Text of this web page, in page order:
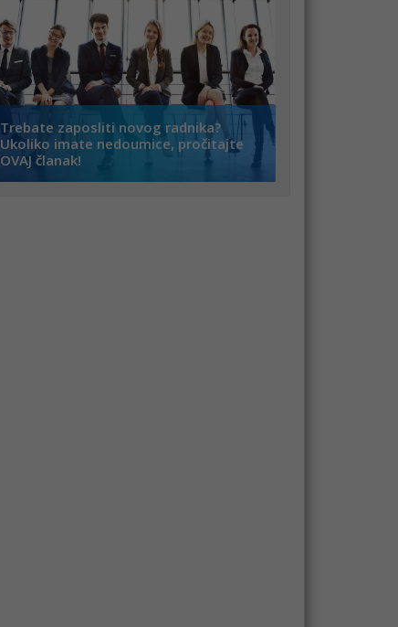
Trebate zaposliti novog radnika?
Ukoliko imate nedoumice, pročitajte
OVAJ članak!